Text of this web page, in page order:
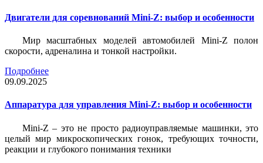
Двигатели для соревнований Mini-Z: выбор и особенности
Мир масштабных моделей автомобилей Mini-Z полон
скорости, адреналина и тонкой настройки.
Подробнее
09.09.2025
Аппаратура для управления Mini-Z: выбор и особенности
Mini-Z – это не просто радиоуправляемые машинки, это
целый мир микроскопических гонок, требующих точности,
реакции и глубокого понимания техники